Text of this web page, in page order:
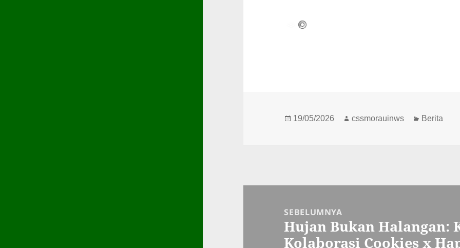
Diposkan
19/05/2026 Penulis
cssmorauinws Kategori
Berita
SEBELUMNYA
Pos
sebelumnya:
Hujan Bukan Halangan:
Kolaborasi Cookies x